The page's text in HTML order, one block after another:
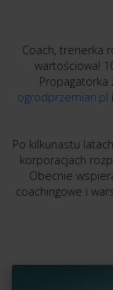
Coach, trenerka
wartościowa!
Propagatorka
ogrodprzemian.pl
Po kilkunastu
korporacjach
Obecnie
coachingowe i